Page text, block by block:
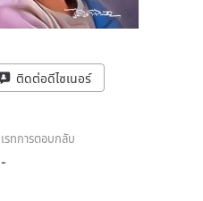
ติดต่อดีไซเนอร์
เรทการตอบกลับ
-